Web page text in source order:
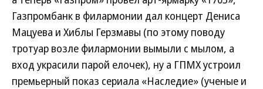
Газпромбанк в филармонии дал концерт Дениса
Мацуева и Хиблы Герзмавы (по этому поводу
тротуар возле филармонии вымыли с мылом, а
вход украсили парой елочек), ну а ГПМХ устроил
премьерный показ сериала «Наследие» (ученые и